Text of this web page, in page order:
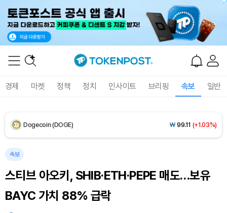
경제 마켓 정책 정치 인사이트 브리핑 속보 일반
Solana (SOL) ₩104,872(+0.59%)
Bitcoin (BTC) 92,402,779 (+0.39%)
속보
스티브 아오키, SHIB·ETH·PEPE 매도…보유
BAYC 가치 88% 급락